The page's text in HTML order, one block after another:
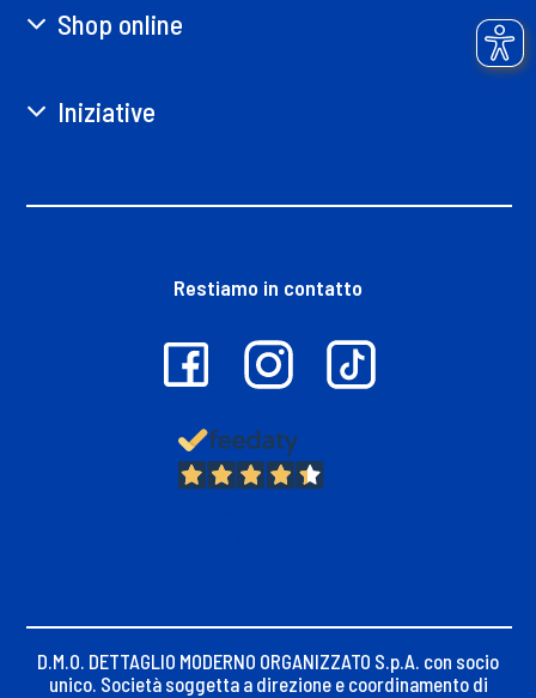
Shop online
Iniziative
Restiamo in contatto
D.M.O. DETTAGLIO MODERNO ORGANIZZATO S.p.A. con socio
unico. Società soggetta a direzione e coordinamento di